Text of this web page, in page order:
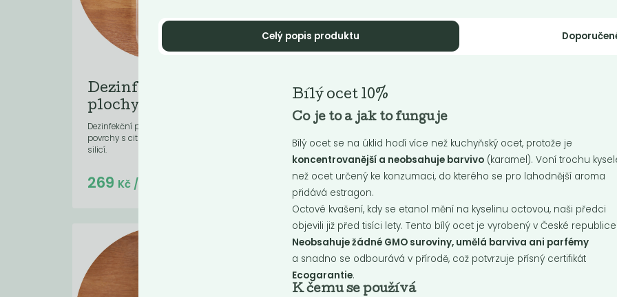
Dezinfekce na
plochy
Dezinfekční prostředek na omyvatelné
povrchy s citronovou a levandulovou
silicí.
Do košíku:
269 Kč/ Kg
Prací gel na funkční
prádlo
Koncentrovaný gel pro šetrné a
ekologické praní sportovního a
funkčního oblečení....
Do košíku:(195Kč)
195Kč/ Kg
nádobí. Snadno odstraňuje
a zaschlé zbytky...
Do košíku:(189Kč)
189Kč/ Kg
Celý popis produktu
Bílý ocet 10%
Co je to a jak to funguje
Bílý ocet se na úklid hodí více než kuchyňský ocet, protože je
koncentrovanější a neobsahuje barvivo (karamel). Voní trochu
než ocet určený ke konzumaci, do kterého se pro lahodnější aroma
přidává estragon.
Octové kvašení, kdy se etanol mění na kyselinu octovou, naši předci
objevili již před tisíci lety. Tento bílý ocet je vyrobený v České republice.
Neobsahuje žádné GMO suroviny, umělá barviva ani parfémy
a snadno se odbourává v přírodě, což potvrzuje přísný certifikát
Ecogarantie.
K čemu se používá